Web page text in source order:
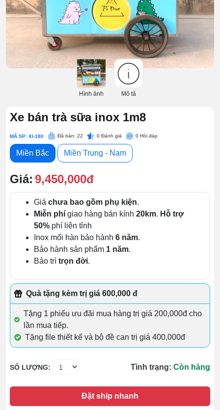
Hình ảnh Mô tả
Xe bán trà sữa inox 1m8
MÃ SP: XI-180 Đã bán: 22 0 Đánh giá 0 Hỏi đáp
Miền Bắc Miền Trung - Nam
Giá: 9,450,000đ
Giá chưa bao gồm phụ kiện.
Miễn phí giao hàng bán kính 20km. Hỗ trợ
50% phí liên tỉnh
Inox mối hàn bảo hành 6 năm.
Bảo hành sản phẩm 1 năm.
Bảo trì trọn đời.
Quà tặng kèm trị giá 600,000 đ
Tặng 1 phiếu ưu đãi mua hàng trị giá 200,000đ cho
lần mua tiếp.
Tặng file thiết kế và bộ đề can trị giá 400,000đ
SỐ LƯỢNG: Tình trạng: Còn hàng
Đặt ship nhanh